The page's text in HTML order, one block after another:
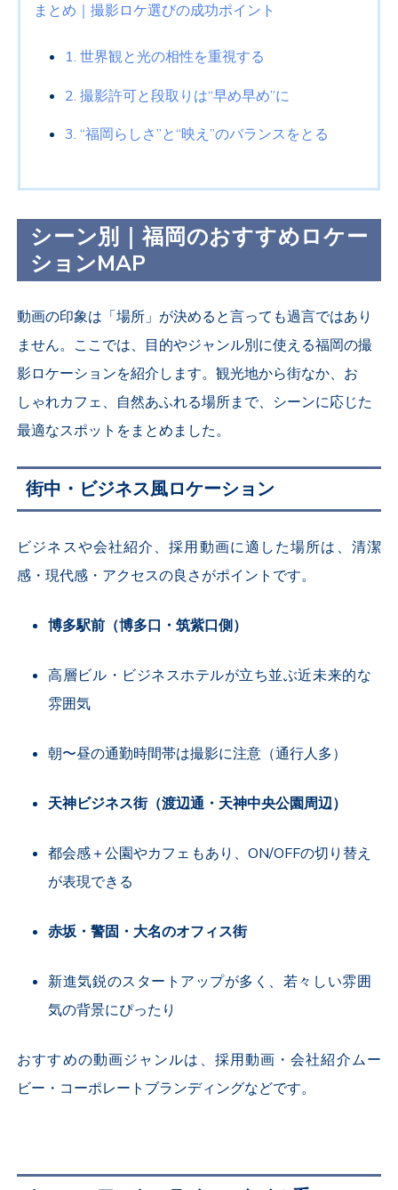
まとめ｜撮影ロケ選びの成功ポイント
1. 世界観と光の相性を重視する
2.撮影許可と段取りは“早め早め”に
3. “福岡らしさ”と“映え”のバランスをとる
シーン別｜福岡のおすすめロケー
ションMAP
動画の印象は「場所」が決めると言っても過言ではあり
ません。ここでは、目的やジャンル別に使える福岡の撮
影ロケーションを紹介します。観光地から街なか、お
しゃれカフェ、自然あふれる場所まで、シーンに応じた
最適なスポットをまとめました。
街中・ビジネス風ロケーション
ビジネスや会社紹介、採用動画に適した場所は、清潔
感・現代感・アクセスの良さがポイントです。
博多駅前（博多口・筑紫口側）
高層ビル・ビジネスホテルが立ち並ぶ近未来的な
雰囲気
朝〜昼の通勤時間帯は撮影に注意（通行人多）
天神ビジネス街（渡辺通・天神中央公園周辺）
都会感＋公園やカフェもあり、 ON/OFFの切り替え
が表現できる
赤坂・警固・大名のオフィス街
新進気鋭のスタートアップが多く、若々しい雰囲
気の背景にぴったり
おすすめの動画ジャンルは、採用動画・会社紹介ムー
ビー・コーポレートブランディングなどです。